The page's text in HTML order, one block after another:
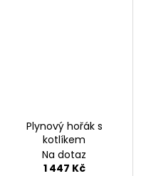
Plynový hořák s
kotlíkem
Na dotaz
1 447 Kč